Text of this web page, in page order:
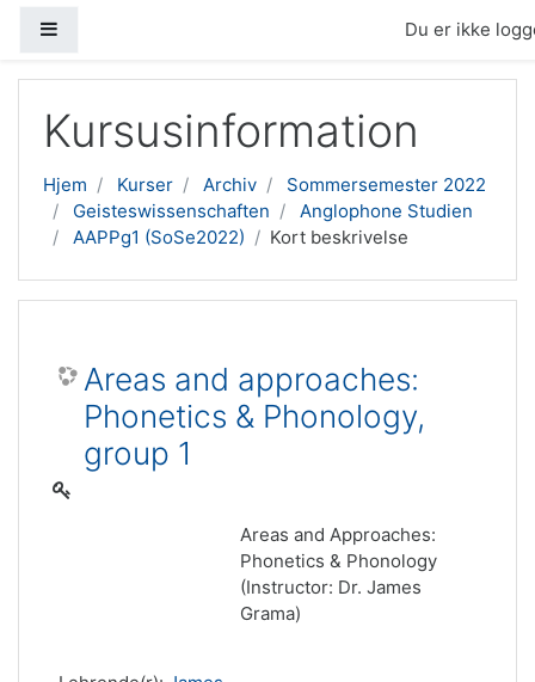
Du er ikke
Kursusinformation
Hjem Kurser Archiv
Sommersemester 2022
Geisteswissenschaften
Anglophone Studien
AAPPg1 (SoSe2022)
Kort beskrivelse
Areas and approaches:
Phonetics & Phonology,
group 1
Areas and Approaches:
Phonetics & Phonology
(Instructor: Dr. James
Grama)